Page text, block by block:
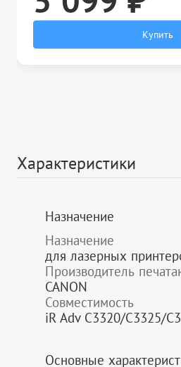
Купить
Характеристики
Назначение
Назначение
для лазерных
Производитель
CANON
Совместимость
iR Adv C3320/C3325/
Основные